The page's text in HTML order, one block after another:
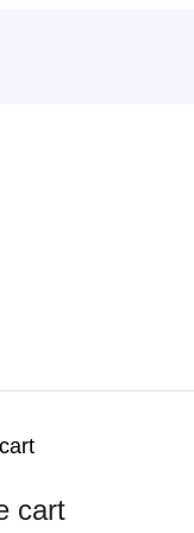
cart